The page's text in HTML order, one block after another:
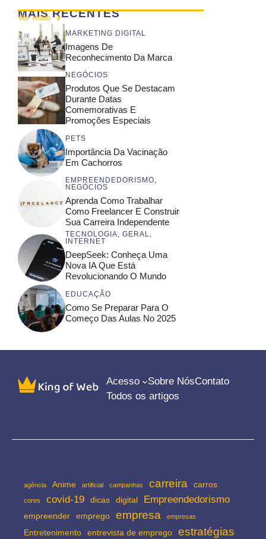
MAIS RECENTES
Ver mais
MARKETING DIGITAL
Imagens De
Reconhecimento Da Marca
NEGÓCIOS
Produtos Que Se Destacam
Durante Datas
Comemorativas E
Promoções Especiais
PETS
Importância Da Vacinação
Em Cachorros
EMPREENDEDORISMO,
NEGÓCIOS
Aprenda Como Trabalhar
Como Freelancer E Construir
Sua Carreira Independente
TECNOLOGIA, GERAL,
INTERNET
DeepSeek: Conheça Uma
Nova IA Que Está
Revolucionando O Mundo
EDUCAÇÃO
Como Se Preparar Para O
Começo Das Aulas No 2025
Acesso Sobre NósContato
Todos os artigos
agência Anime artificial campanhas carreira carros
cores covid-19 dicas digital Empreendedorismo
empreender emprego empresa empresas
Entretenimento entrevista de emprego estratégias